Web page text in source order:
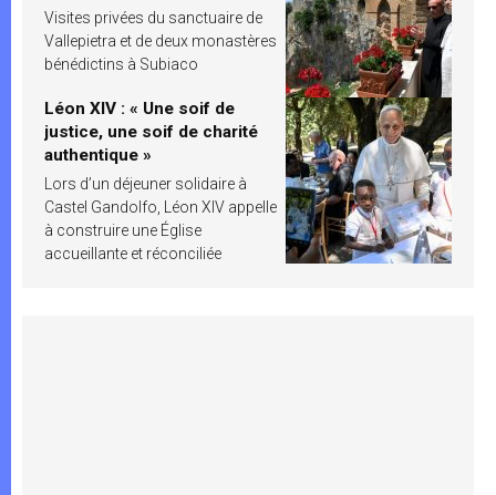
Visites privées du sanctuaire de
Vallepietra et de deux monastères
bénédictins à Subiaco
Léon XIV : « Une soif de
justice, une soif de charité
authentique »
Lors d’un déjeuner solidaire à
Castel Gandolfo, Léon XIV appelle
à construire une Église
accueillante et réconciliée